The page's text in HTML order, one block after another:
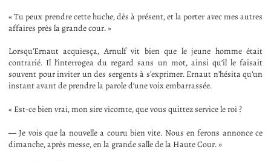
« Tu peux prendre cette huche, dès à présent, et la porter avec mes autres
affaires près la grande cour. »
Lorsqu’Ernaut acquiesça, Arnulf vit bien que le jeune homme était
contrarié. Il l’interrogea du regard sans un mot, ainsi qu’il le faisait
souvent pour inviter un des sergents à s’exprimer. Ernaut n’hésita qu’un
instant avant de prendre la parole d’une voix embarrassée.
« Est-ce bien vrai, mon sire vicomte, que vous quittez service le roi ?
— Je vois que la nouvelle a couru bien vite. Nous en ferons annonce ce
dimanche, après messe, en la grande salle de la Haute Cour. »